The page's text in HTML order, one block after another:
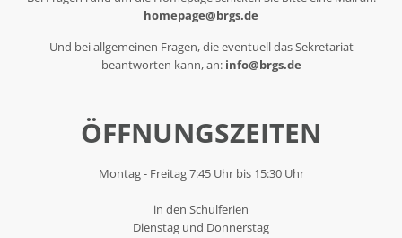
homepage@brgs.de
Und bei allgemeinen Fragen, die eventuell das Sekretariat
beantworten kann, an: info@brgs.de
ÖFFNUNGSZEITEN
Montag - Freitag 7:45 Uhr bis 15:30 Uhr
in den Schulferien
Dienstag und Donnerstag